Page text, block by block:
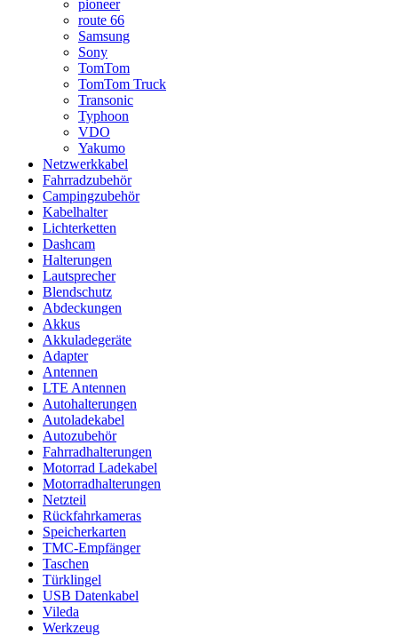
pioneer
route 66
Samsung
Sony
TomTom
TomTom Truck
Transonic
Typhoon
VDO
Yakumo
Netzwerkkabel
Fahrradzubehör
Campingzubehör
Kabelhalter
Lichterketten
Dashcam
Halterungen
Lautsprecher
Blendschutz
Abdeckungen
Akkus
Akkuladegeräte
Adapter
Antennen
LTE Antennen
Autohalterungen
Autoladekabel
Autozubehör
Fahrradhalterungen
Motorrad Ladekabel
Motorradhalterungen
Netzteil
Rückfahrkameras
Speicherkarten
TMC-Empfänger
Taschen
Türklingel
USB Datenkabel
Vileda
Werkzeug